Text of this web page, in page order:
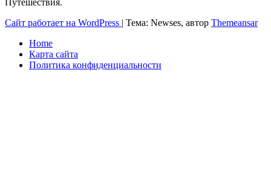
Сайт работает на WordPress | Тема: Newses, автор Themeansar
Home
Карта сайта
Политика конфиденциальности